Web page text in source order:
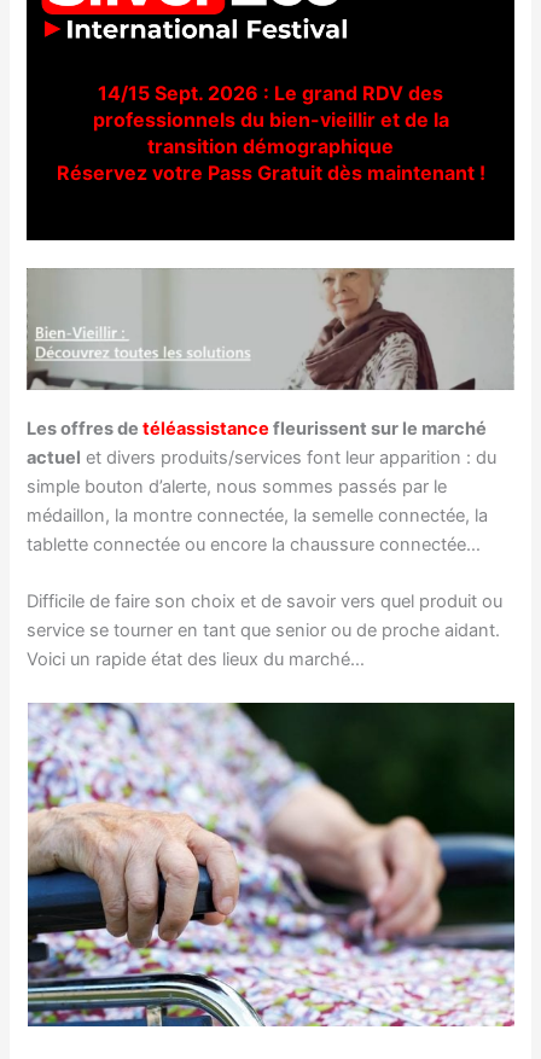
14/15 Sept. 2026 : Le grand RDV des
professionnels du bien-vieillir et de la
transition démographique
Réservez votre Pass Gratuit dès maintenant !
Les offres detéléassistance fleurissent sur le marché
actuel et divers produits/services font leur apparition : du
simple bouton d’alerte, nous sommes passés par le
médaillon, la montre connectée, la semelle connectée, la
tablette connectée ou encore la chaussure connectée…
Difficile de faire son choix et de savoir vers quel produit ou
service se tourner en tant que senior ou de proche aidant.
Voici un rapide état des lieux du marché…